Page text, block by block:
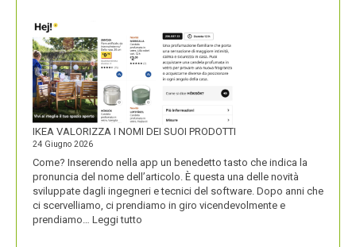
IKEA VALORIZZA I NOMI DEI SUOI PRODOTTI
24 Giugno 2026
Come? Inserendo nella app un benedetto tasto che indica la
pronuncia del nome dell’articolo. È questa una delle novità
sviluppate dagli ingegneri e tecnici del software. Dopo anni che
ci scervelliamo, ci prendiamo in giro vicendevolmente e
prendiamo… Leggi tutto